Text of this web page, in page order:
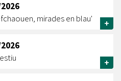
mirades en blau'
+
+